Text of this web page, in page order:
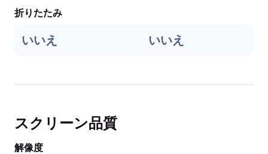
折りたたみ
いいえ いいえ
スクリーン品質
解像度